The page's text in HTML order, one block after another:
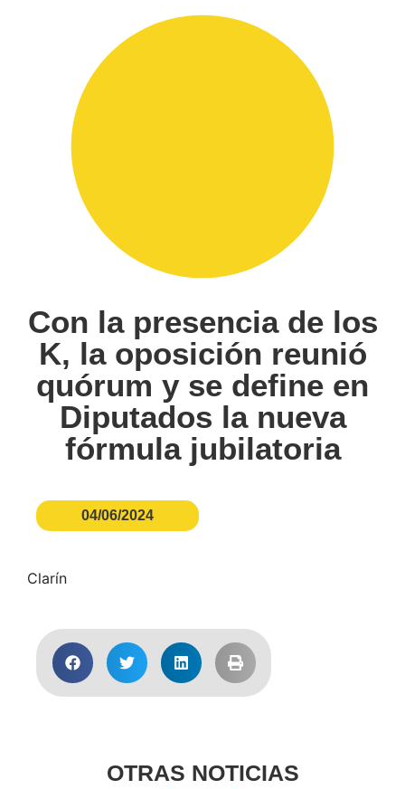
Con la presencia de los
K, la oposición reunió
quórum y se define en
Diputados la nueva
fórmula jubilatoria
04/06/2024
Clarín
OTRAS NOTICIAS